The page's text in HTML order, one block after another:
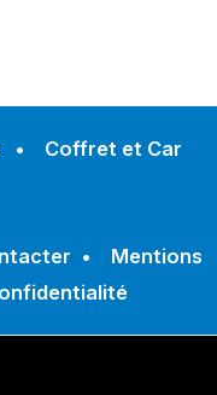
• Coffret et Car
• Mentions